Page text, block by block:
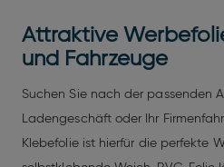
Attraktive
und Fahrzeuge
Suchen Sie nach der passenden
Ladengeschäft oder Ihr
Klebefolie ist hierfür die perfekte